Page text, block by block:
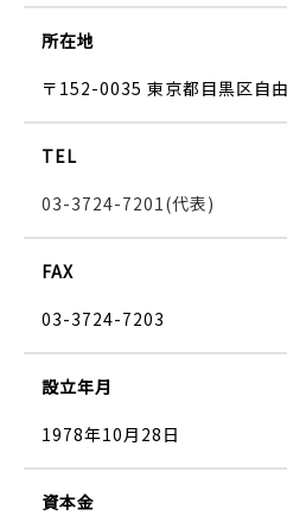
所在地
〒152-0035 東京都目黒区自
TEL
03-3724-7201(代表)
FAX
03-3724-7203
設立年月
1978年10月28日
資本金